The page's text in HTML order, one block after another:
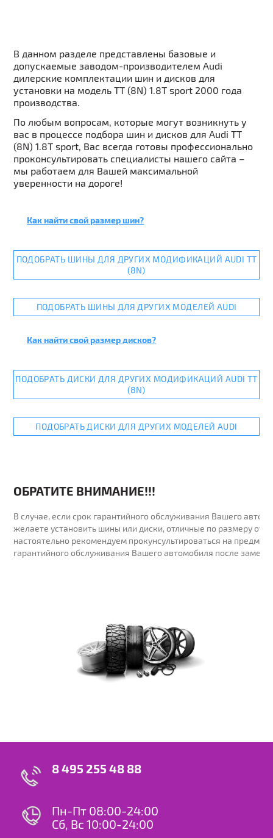
В данном разделе представлены базовые и
допускаемые заводом-производителем Audi
дилерские комплектации шин и дисков для
установки на модель TT (8N) 1.8T sport 2000 года
производства.
По любым вопросам, которые могут возникнуть у
вас в процессе подбора шин и дисков для Audi TT
(8N) 1.8T sport, Вас всегда готовы профессионально
проконсультировать специалисты нашего сайта –
мы работаем для Вашей максимальной
уверенности на дороге!
Как найти свой размер шин?
ПОДОБРАТЬ ШИНЫ ДЛЯ ДРУГИХ МОДИФИКАЦИЙ AUDI TT
(8N)
ПОДОБРАТЬ ШИНЫ ДЛЯ ДРУГИХ МОДЕЛЕЙ AUDI
Как найти свой размер дисков?
ПОДОБРАТЬ ДИСКИ ДЛЯ ДРУГИХ МОДИФИКАЦИЙ AUDI TT
(8N)
ПОДОБРАТЬ ДИСКИ ДЛЯ ДРУГИХ МОДЕЛЕЙ AUDI
ОБРАТИТЕ ВНИМАНИЕ!!!
В случае, если срок гарантийного обслуживания Вашего
желаете установить шины или диски, отличные по размеру от
настоятельно рекомендуем прокунсультироваться на предмет
гарантийного обслуживания Вашего автомобиля после
8 495 255 48 88
Пн-Пт 08:00-24:00
Сб, Вс 10:00-24:00